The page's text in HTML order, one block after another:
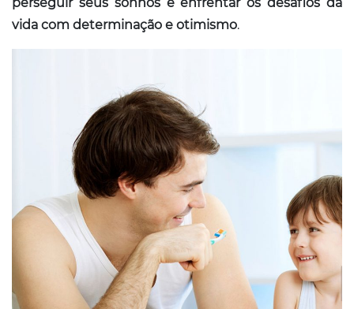
vida com determinação e otimismo.